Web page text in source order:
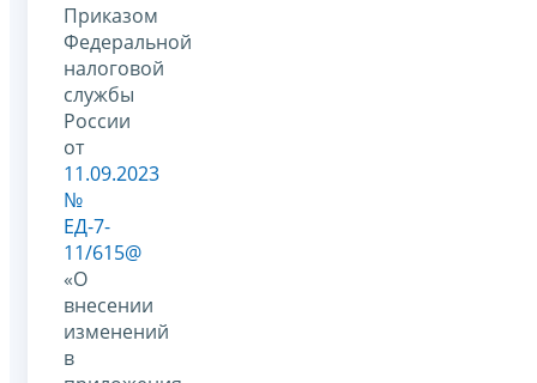
Приказом
Федеральной
налоговой
службы
России
от
11.09.2023
№
ЕД-7-
11/615@
«О
внесении
изменений
в